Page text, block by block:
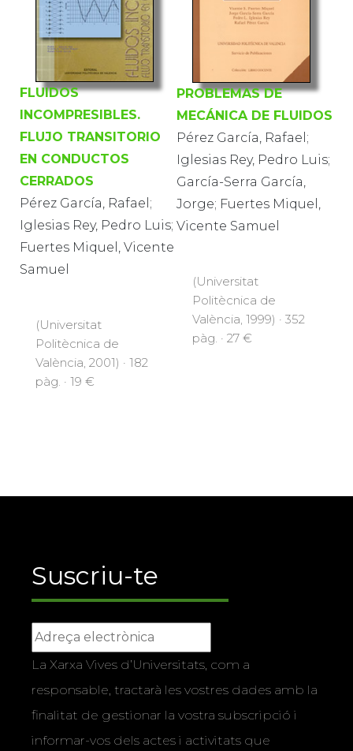
FLUIDOS
INCOMPRESIBLES.
FLUJO TRANSITORIO
EN CONDUCTOS
CERRADOS
Pérez García, Rafael;
Iglesias Rey, Pedro Luis;
Fuertes Miquel, Vicente
Samuel
(Universitat
Politècnica de
València, 2001) · 182
pàg. · 19 €
PROBLEMAS DE
MECÁNICA DE FLUIDOS
Pérez García, Rafael;
Iglesias Rey, Pedro Luis;
García-Serra García,
Jorge; Fuertes Miquel,
Vicente Samuel
(Universitat
Politècnica de
València, 1999) · 352
pàg. · 27 €
Suscriu-te
La Xarxa Vives d’Universitats, com a
responsable, tractarà les vostres dades amb la
finalitat de gestionar la vostra subscripció i
informar-vos dels actes i activitats que